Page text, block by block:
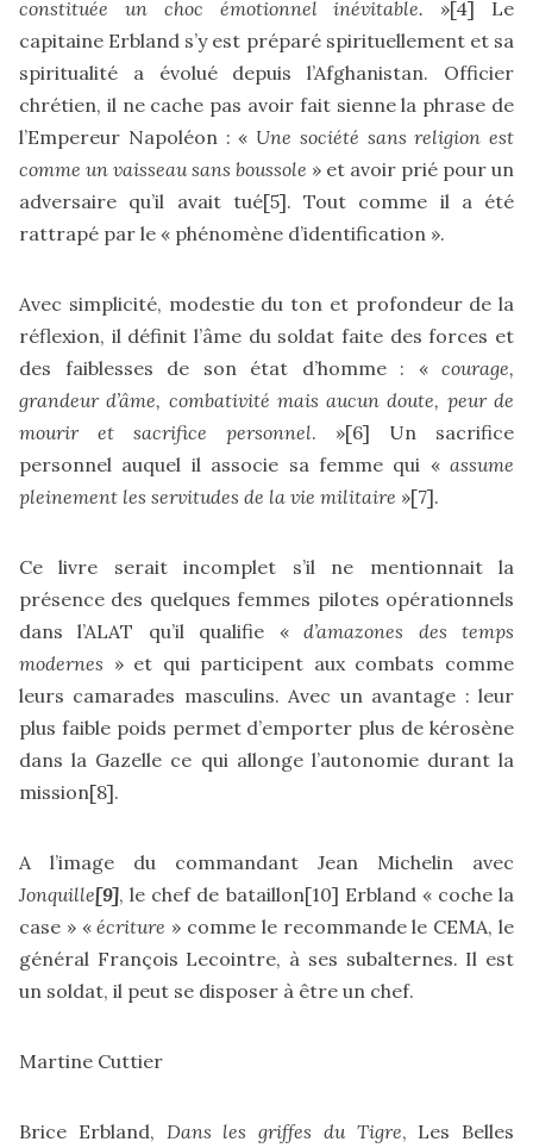
constituée un choc émotionnel inévitable. »[4] Le
capitaine Erbland s’y est préparé spirituellement et sa
spiritualité a évolué depuis l’Afghanistan. Officier
chrétien, il ne cache pas avoir fait sienne la phrase de
l’Empereur Napoléon : « Une société sans religion est
comme un vaisseau sans boussole » et avoir prié pour un
adversaire qu’il avait tué[5]. Tout comme il a été
rattrapé par le « phénomène d’identification ».
Avec simplicité, modestie du ton et profondeur de la
réflexion, il définit l’âme du soldat faite des forces et
des faiblesses de son état d’homme : « courage,
grandeur d’âme, combativité mais aucun doute, peur de
mourir et sacrifice personnel. »[6] Un sacrifice
personnel auquel il associe sa femme qui « assume
pleinement les servitudes de la vie militaire »[7].
Ce livre serait incomplet s’il ne mentionnait la
présence des quelques femmes pilotes opérationnels
dans l’ALAT qu’il qualifie «d’amazones des temps
modernes » et qui participent aux combats comme
leurs camarades masculins. Avec un avantage : leur
plus faible poids permet d’emporter plus de kérosène
dans la Gazelle ce qui allonge l’autonomie durant la
mission[8].
A l’image du commandant Jean Michelin avec
Jonquille[9], le chef de bataillon[10] Erbland « coche la
case » «écriture » comme le recommande le CEMA, le
général François Lecointre, à ses subalternes. Il est
un soldat, il peut se disposer à être un chef.
Martine Cuttier
Brice Erbland, Dans les griffes du Tigre, Les Belles